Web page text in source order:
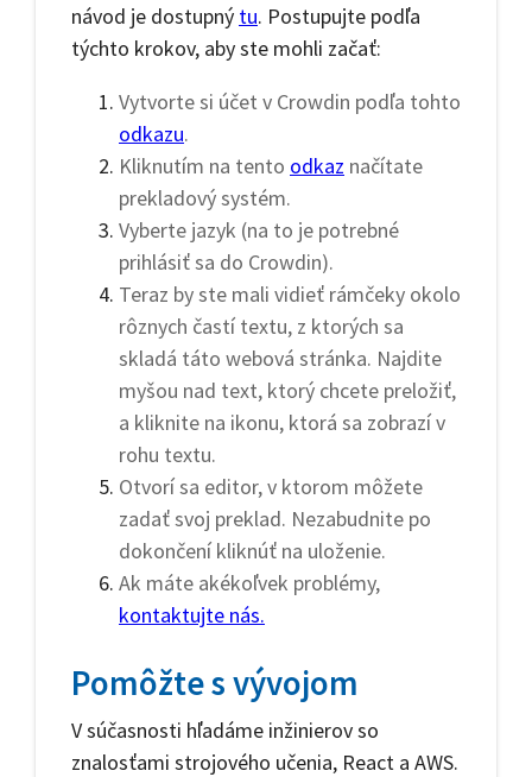
návod je dostupný tu. Postupujte podľa
týchto krokov, aby ste mohli začať:
Vytvorte si účet v Crowdin podľa tohto
odkazu.
Kliknutím na tento odkaz načítate
prekladový systém.
Vyberte jazyk (na to je potrebné
prihlásiť sa do Crowdin).
Teraz by ste mali vidieť rámčeky okolo
rôznych častí textu, z ktorých sa
skladá táto webová stránka. Najdite
myšou nad text, ktorý chcete preložiť,
a kliknite na ikonu, ktorá sa zobrazí v
rohu textu.
Otvorí sa editor, v ktorom môžete
zadať svoj preklad. Nezabudnite po
dokončení kliknúť na uloženie.
Ak máte akékoľvek problémy,
kontaktujte nás.
Pomôžte s vývojom
V súčasnosti hľadáme inžinierov so
znalosťami strojového učenia, React a AWS.